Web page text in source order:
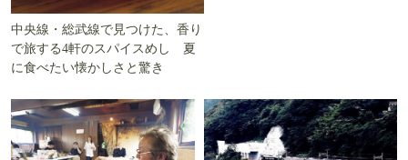
中央線・総武線で見つけた、香り
で旅する4軒のスパイスめし 夏
に食べたい懐かしさと驚き